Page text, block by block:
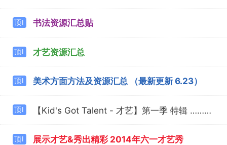
顶Ⅰ 书法资源汇总贴
顶Ⅰ 才艺资源汇总
顶Ⅰ 美术方面方法及资源汇总 （最新更新 6.23）
顶Ⅰ 【Kid's Got Talent - 才艺】第一季 特辑 …………欢迎下载！
顶Ⅰ 展示才艺&秀出精彩 2014年六一才艺秀